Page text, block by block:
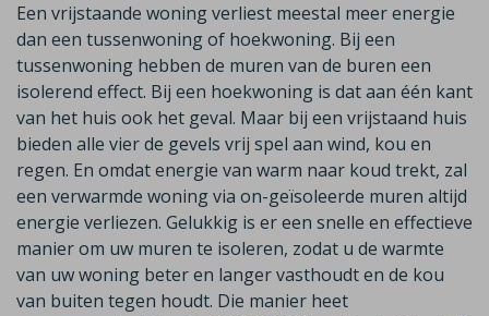
Een vrijstaande woning verliest meestal meer energie
dan een tussenwoning of hoekwoning. Bij een
tussenwoning hebben de muren van de buren een
isolerend effect. Bij een hoekwoning is dat aan één kant
van het huis ook het geval. Maar bij een vrijstaand huis
bieden alle vier de gevels vrij spel aan wind, kou en
regen. En omdat energie van warm naar koud trekt, zal
een verwarmde woning via on-geïsoleerde muren altijd
energie verliezen. Gelukkig is er een snelle en effectieve
manier om uw muren te isoleren, zodat u de warmte
van uw woning beter en langer vasthoudt en de kou
van buiten tegen houdt. Die manier heet